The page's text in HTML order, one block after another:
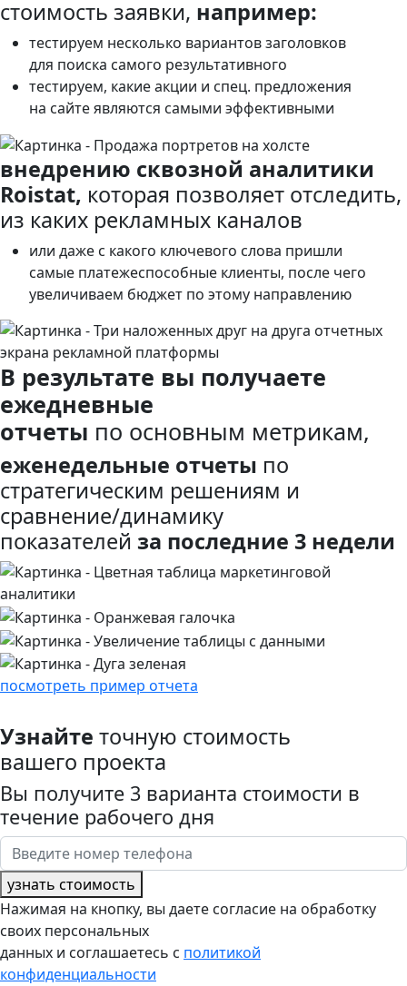
стоимость заявки, например:
тестируем несколько вариантов заголовков
для поиска самого результативного
тестируем, какие акции и спец. предложения
на сайте являются самыми эффективными
внедрению сквозной аналитики
Roistat, которая позволяет отследить,
из каких рекламных каналов
или даже с какого ключевого слова пришли
самые платежеспособные клиенты, после чего
увеличиваем бюджет по этому направлению
В результате вы получаете
ежедневные
отчеты по основным метрикам,
еженедельные отчеты по
стратегическим решениям и
сравнение/динамику
показателей за последние 3 недели
посмотреть пример отчета
Узнайте точную стоимость
вашего проекта
Вы получите 3 варианта стоимости в
течение рабочего дня
узнать стоимость
Нажимая на кнопку, вы даете согласие на обработку
своих персональных
данных и соглашаетесь с политикой
конфиденциальности